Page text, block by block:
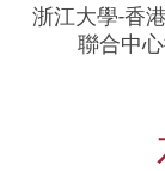
浙江大學-香
聯合中